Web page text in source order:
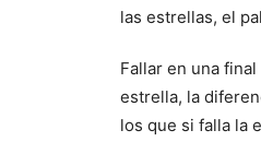
las estrellas, el
Fallar en una
estrella, la
los que si falla la